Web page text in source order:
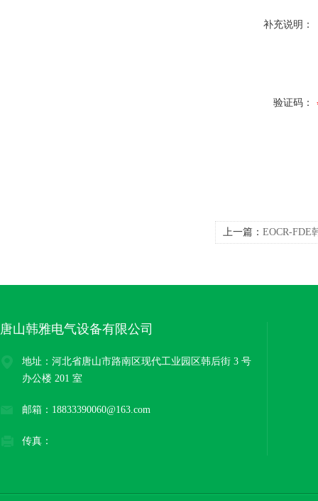
补充说明：
验证码：
上一篇： EOCR-FDE
唐山韩雅电气设备有限公司
地址：河北省唐山市路南区现代工业园区韩后街 3 号
办公楼 201 室
邮箱：18833390060@163.com
传真：